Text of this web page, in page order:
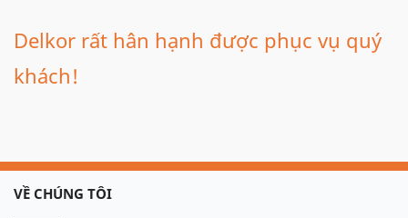
Delkor rất hân hạnh được phục vụ quý
khách!
VỀ CHÚNG TÔI